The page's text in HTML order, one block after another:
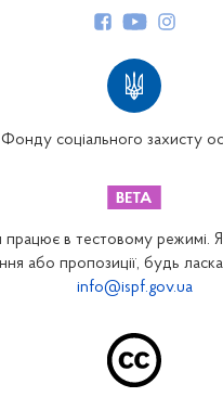
відділення
відділення
Фонду соціального захисту
працює в тестовому режимі.
або пропозиції, будь
info@ispf.gov.ua